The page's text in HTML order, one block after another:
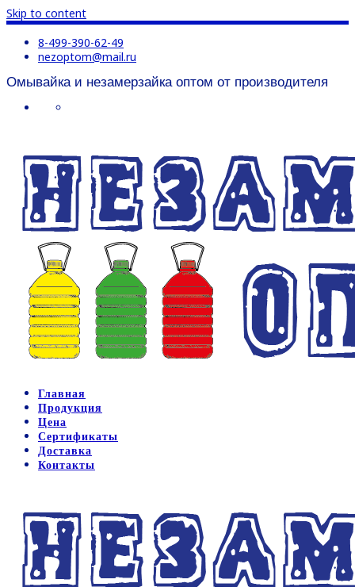
Skip to content
8-499-390-62-49
nezoptom@mail.ru
Омывайка и незамерзайка оптом от производителя
Главная
Продукция
Цена
Сертификаты
Доставка
Контакты